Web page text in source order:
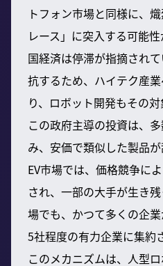
トフォン市場と同様に、
レース」に突入する可能
国経済は停滞が指摘され
抗するため、ハイテク産
り、ロボット開発もその対
この政府主導の投資は、
み、安価で類似した製品が
EV市場では、価格競争に
され、一部の大手が生き
場でも、かつて多くの企
5社程度の有力企業に集約
このメカニズムは、人型